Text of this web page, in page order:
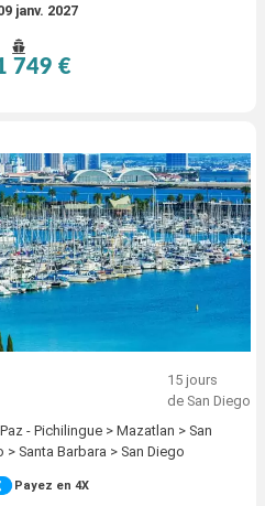
janv. 2027
749 €
15 jours
de San Diego
- Pichilingue > Mazatlan > San
Santa Barbara > San Diego
Payez en 4X